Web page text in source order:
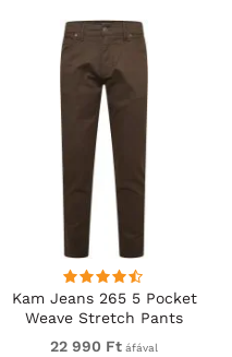
Kam Jeans 265 5 Pocket
Weave Stretch Pants
Brown
22 990 Ft áfával